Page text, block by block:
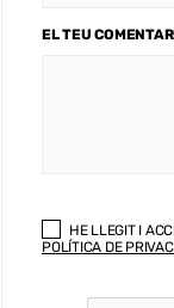
EL TEU
HE LLEGIT I
POLÍTICA DE